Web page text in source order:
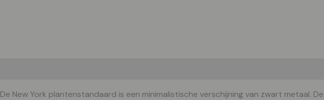
De New York plantenstandaard is een minimalistische verschijning van zwart